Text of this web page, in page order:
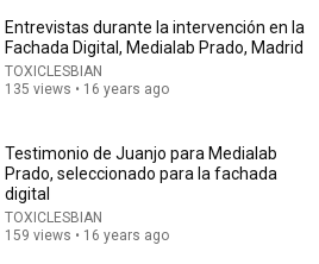
Learn more
Entrevistas durante la intervención en la
Fachada Digital, Medialab Prado, Madrid
TOXICLESBIAN
135 views • 16 years ago
Testimonio de Juanjo para Medialab
Prado, seleccionado para la fachada
digital
TOXICLESBIAN
159 views • 16 years ago